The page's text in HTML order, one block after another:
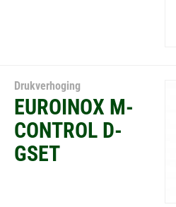
Drukverhoging
EUROINOX M-
CONTROL D-
GSET